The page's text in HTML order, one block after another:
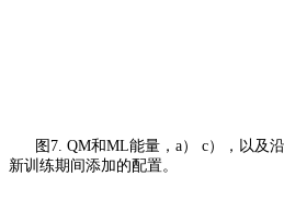
图7. QM和ML能量，a） c），以及
新训练期间添加的配置。